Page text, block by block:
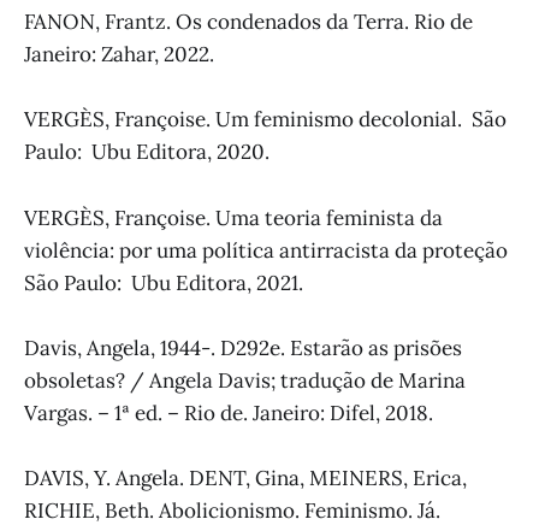
FANON, Frantz. Os condenados da Terra. Rio de
Janeiro: Zahar, 2022.
VERGÈS, Françoise. Um feminismo decolonial. São
Paulo: Ubu Editora, 2020.
VERGÈS, Françoise. Uma teoria feminista da
violência: por uma política antirracista da proteção
São Paulo: Ubu Editora, 2021.
Davis, Angela, 1944-. D292e. Estarão as prisões
obsoletas? / Angela Davis; tradução de Marina
Vargas. – 1ª ed. – Rio de. Janeiro: Difel, 2018.
DAVIS, Y. Angela. DENT, Gina, MEINERS, Erica,
RICHIE, Beth. Abolicionismo. Feminismo. Já.